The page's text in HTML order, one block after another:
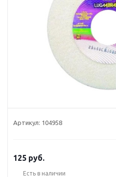
Артикул: 104958
125 руб.
Есть в наличии